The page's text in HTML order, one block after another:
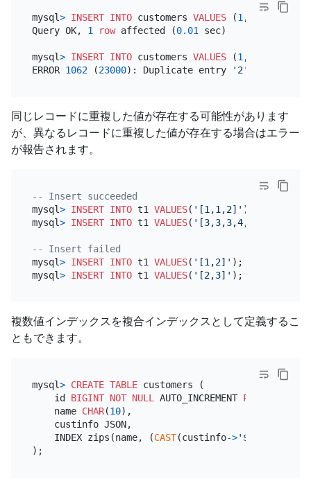
mysql> INSERT INTO customers VALUES (1 , 'pingcap'
Query OK, 1 row affected (0.01 sec)
mysql> INSERT INTO customers VALUES (1 ,
ERROR 1062 (23000): Duplicate entry '2'
同じレコードに重複した値が存在する可能性があります
が、異なるレコードに重複した値が存在する場合はエラー
が報告されます。
-- Insert succeeded
mysql> INSERT INTO t1 VALUES( '[1,1,2]' );
mysql> INSERT INTO t1 VALUES( '[3,3,3,4,4,4]'
-- Insert failed
mysql> INSERT INTO t1 VALUES( '[1,2]' );
mysql> INSERT INTO t1 VALUES( '[2,3]'
複数値インデックスを複合インデックスとして定義するこ
ともできます。
mysql> CREATE TABLE customers (
    id
BIGINT NOT NULL AUTO_INCREMENT PRIMARY KEY
    name
CHAR(10),
    custinfo JSON,
    INDEX zips(name, (
CAST(custinfo->'$.zipcode'